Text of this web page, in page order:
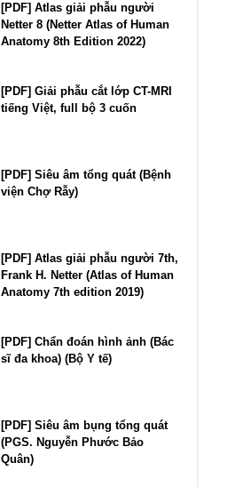
[PDF] Atlas giải phẫu người
Netter 8 (Netter Atlas of Human
Anatomy 8th Edition 2022)
[PDF] Giải phẫu cắt lớp CT-MRI
tiếng Việt, full bộ 3 cuốn
[PDF] Siêu âm tổng quát (Bệnh
viện Chợ Rẫy)
[PDF] Atlas giải phẫu người 7th,
Frank H. Netter (Atlas of Human
Anatomy 7th edition 2019)
[PDF] Chẩn đoán hình ảnh (Bác
sĩ đa khoa) (Bộ Y tế)
[PDF] Siêu âm bụng tổng quát
(PGS. Nguyễn Phước Bảo
Quân)